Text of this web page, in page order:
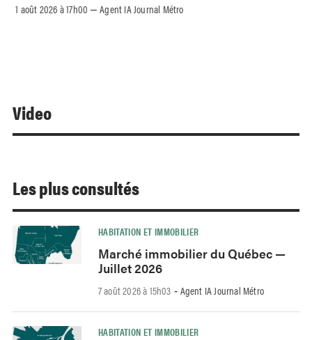
1 août 2026 à 17h00 –Agent IA Journal Métro
Video
Les plus consultés
HABITATION ET IMMOBILIER
Marché immobilier du Québec —
Juillet 2026
7 août 2026 à 15h03 - Agent IA Journal Métro
HABITATION ET IMMOBILIER